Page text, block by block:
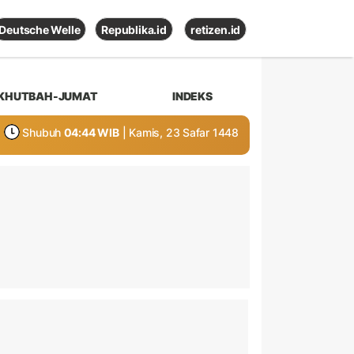
Deutsche Welle Republika.id retizen.id
JUMAT INDEKS
Shubuh 04:44 WIB | Kamis, 23 Safar 1448